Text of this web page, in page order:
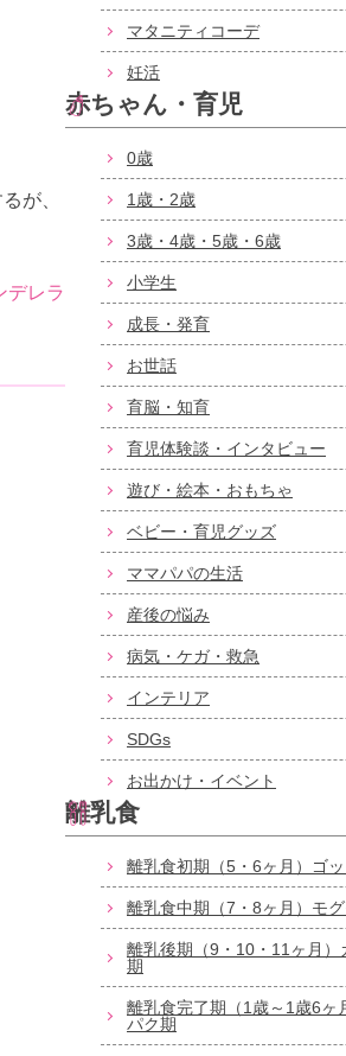
が、
デレラ
マタニティコーデ
妊活
赤ちゃん・育児
0歳
1歳・2歳
3歳・4歳・5歳・6歳
小学生
成長・発育
お世話
育脳・知育
育児体験談・インタビュー
遊び・絵本・おもちゃ
ベビー・育児グッズ
ママパパの生活
産後の悩み
病気・ケガ・救急
インテリア
SDGs
お出かけ・イベント
離乳食
離乳食初期（5・6ヶ月）ゴ
離乳食中期（7・8ヶ月）モ
離乳後期（9・10・11ヶ月）
期
離乳食完了期（1歳～1歳6ヶ
パク期